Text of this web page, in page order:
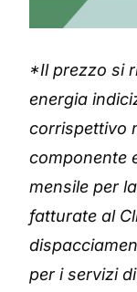
*Il prezzo si
energia
corrispettivo
componente
mensile per
fatturate al
per i servizi